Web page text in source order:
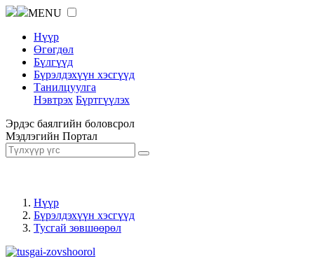
MENU
Нүүр
Өгөгдөл
Бүлгүүд
Бүрэлдэхүүн хэсгүүд
Танилцуулга
Нэвтрэх Бүртгүүлэх
Эрдэс баялгийн боловсрол
Мэдлэгийн Портал
Нүүр
Бүрэлдэхүүн хэсгүүд
Тусгай зөвшөөрөл